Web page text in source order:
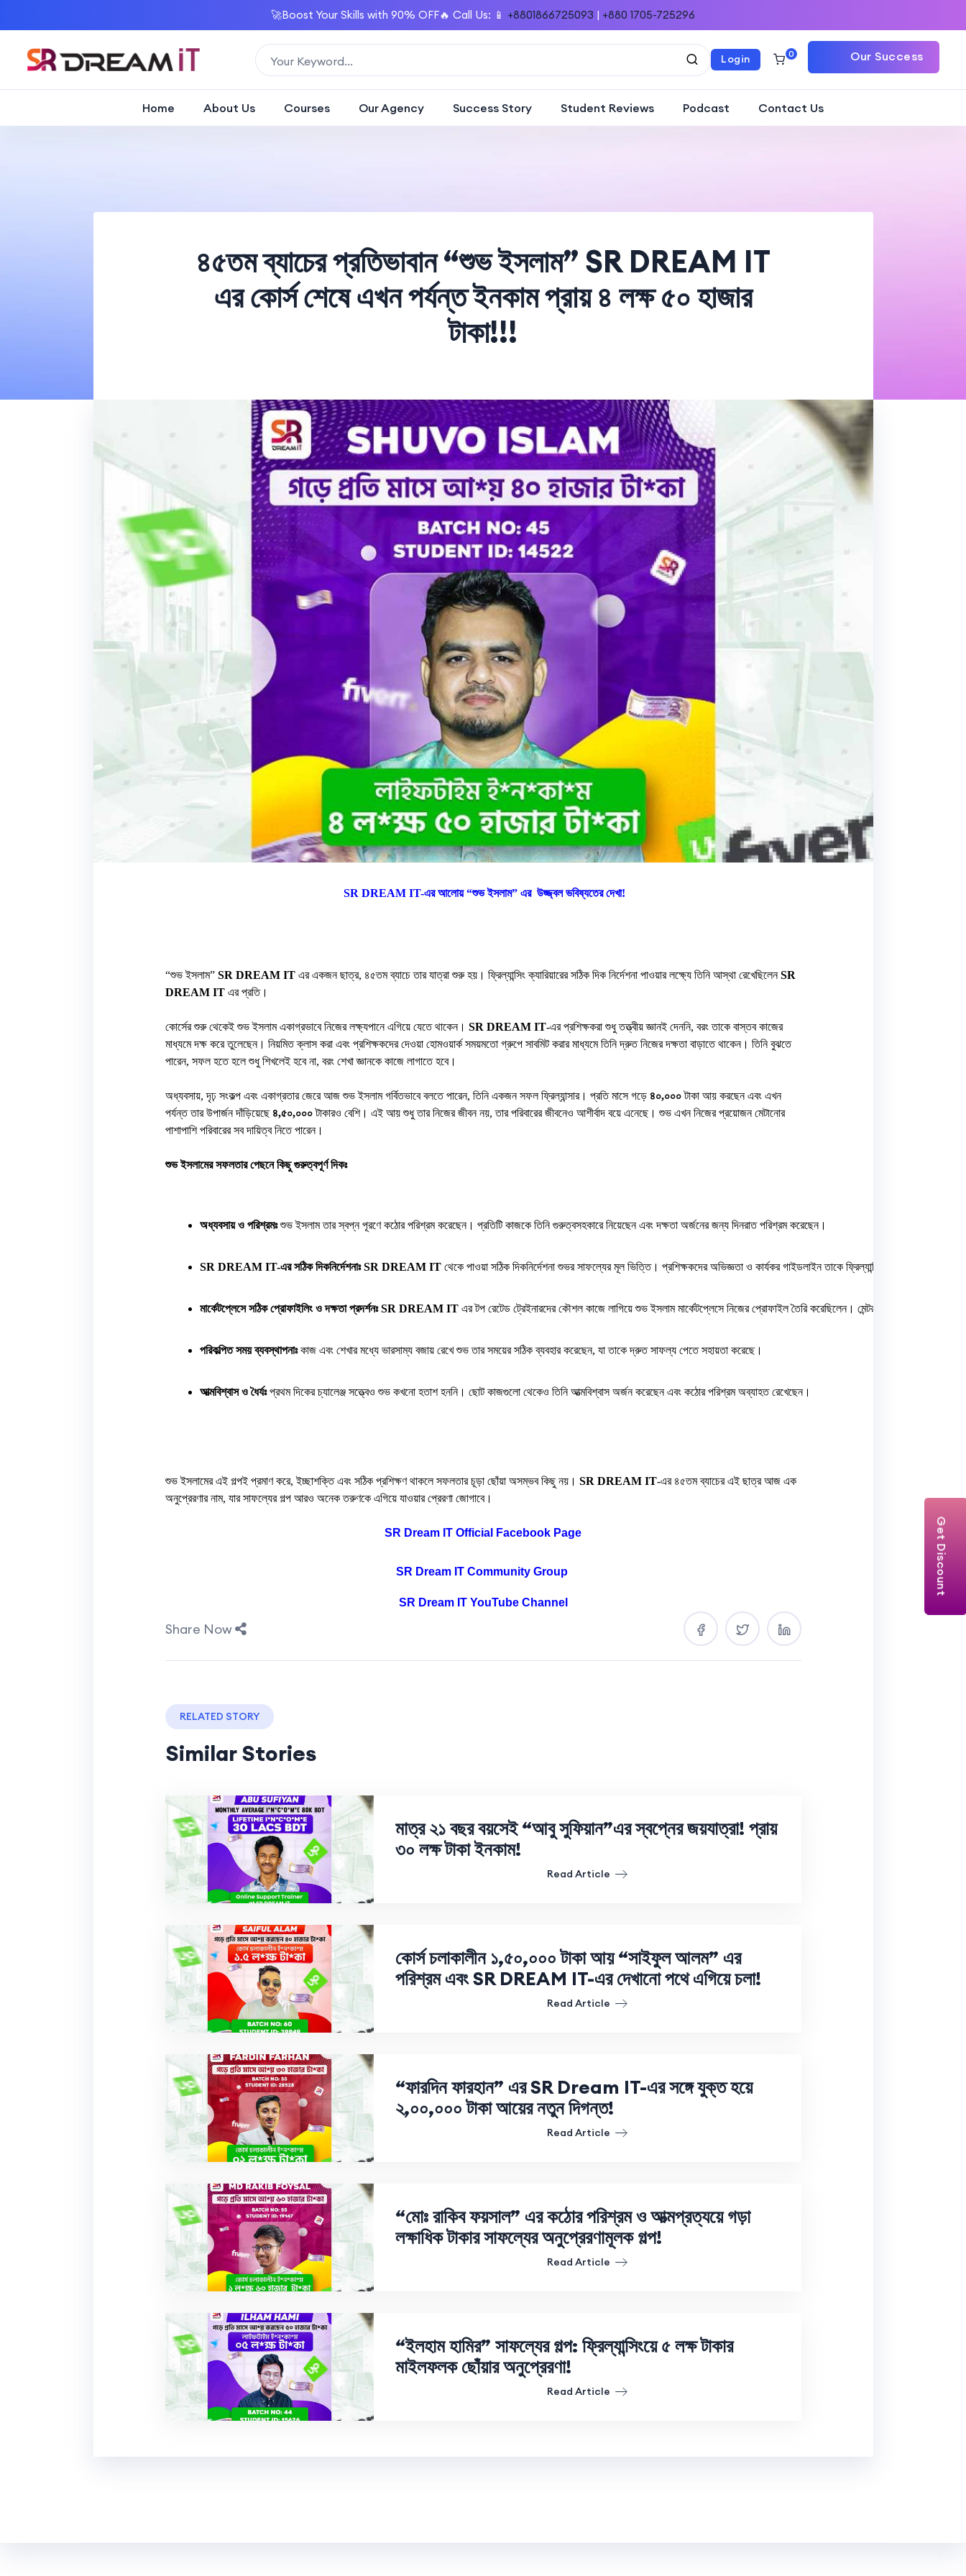
🚀Boost Your Skills with 90% OFF🔥 Call Us: 📱 +8801866725093 | +880 1705-725296
Login 0 Our Success
Stories
Home
About Us Courses Our Agency Success Story Student Reviews Podcast Contact Us
৪৫তম ব্যাচের প্রতিভাবান “শুভ ইসলাম” SR DREAM IT
এর কোর্স শেষে এখন পর্যন্ত ইনকাম প্রায় ৪ লক্ষ ৫০ হাজার
টাকা!!!
SR DREAM IT-এর আলোয় “শুভ ইসলাম” এর উজ্জ্বল ভবিষ্যতের দেখা!
“শুভ ইসলাম” SR DREAM ITএর একজন ছাত্র, ৪৫তম ব্যাচে তার যাত্রা শুরু হয়। ফ্রিল্যান্সিং ক্যারিয়ারের সঠিক দিক নির্দেশনা পাওয়ার লক্ষ্যে তিনি আস্থা রেখেছিলেনSR
DREAM ITএর প্রতি।
কোর্সের শুরু থেকেই শুভ ইসলাম একাগ্রভাবে নিজের লক্ষ্যপানে এগিয়ে যেতে থাকেন। SR DREAM IT-এর প্রশিক্ষকরা শুধু তত্ত্বীয় জ্ঞানই দেননি, বরং তাকে বাস্তব কাজের
মাধ্যমে দক্ষ করে তুলেছেন। নিয়মিত ক্লাস করা এবং প্রশিক্ষকদের দেওয়া হোমওয়ার্ক সময়মতো গ্রুপে সাবমিট করার মাধ্যমে তিনি দ্রুত নিজের দক্ষতা বাড়াতে থাকেন। তিনি বুঝতে
পারেন, সফল হতে হলে শুধু শিখলেই হবে না, বরং শেখা জ্ঞানকে কাজে লাগাতে হবে।
অধ্যবসায়, দৃঢ় সংকল্প এবং একাগ্রতার জেরে আজ শুভ ইসলাম গর্বিতভাবে বলতে পারেন, তিনি একজন সফল ফ্রিল্যান্সার। প্রতি মাসে গড়ে ৪০,০০০টাকা আয় করছেন এবং এখন
পর্যন্ত তার উপার্জন দাঁড়িয়েছে৪,৫০,০০০টাকারও বেশি। এই আয় শুধু তার নিজের জীবন নয়, তার পরিবারের জীবনেও আশীর্বাদ বয়ে এনেছে। শুভ এখন নিজের প্রয়োজন মেটানোর
পাশাপাশি পরিবারের সব দায়িত্ব নিতে পারেন।
শুভ ইসলামের সফলতার পেছনে কিছু গুরুত্বপূর্ণ দিকঃ
অধ্যবসায় ও পরিশ্রমঃ শুভ ইসলাম তার স্বপ্ন পূরণে কঠোর পরিশ্রম করেছেন। প্রতিটি কাজকে তিনি গুরুত্বসহকারে নিয়েছেন এবং দক্ষতা অর্জনের জন্য দিনরাত পরিশ্রম করেছেন।
SR DREAM IT-এর সঠিক দিকনির্দেশনাঃ SR DREAM IT থেকে পাওয়া সঠিক দিকনির্দেশনা শুভর সাফল্যের মূল ভিত্তি। প্রশিক্ষকদের অভিজ্ঞতা ও কার্যকর গাইডলাইন তাকে ফ্রিল্যান্সিং দুনিয়ায় নিজের
মার্কেটপ্লেসে সঠিক প্রোফাইলিং ও দক্ষতা প্রদর্শনঃ SR DREAM IT এর টপ রেটেড ট্রেইনারদের কৌশল কাজে লাগিয়ে শুভ ইসলাম মার্কেটপ্লেসে নিজের প্রোফাইল তৈরি করেছিলেন। মেন্টরদের পরামর্শ অনুযায়ী
পরিকল্পিত সময় ব্যবস্থাপনাঃ কাজ এবং শেখার মধ্যে ভারসাম্য বজায় রেখে শুভ তার সময়ের সঠিক ব্যবহার করেছেন, যা তাকে দ্রুত সাফল্য পেতে সহায়তা করেছে।
আত্মবিশ্বাস ও ধৈর্যঃ প্রথম দিকের চ্যালেঞ্জ সত্ত্বেও শুভ কখনো হতাশ হননি। ছোট কাজগুলো থেকেও তিনি আত্মবিশ্বাস অর্জন করেছেন এবং কঠোর পরিশ্রম অব্যাহত রেখেছেন।
শুভ ইসলামের এই গল্পই প্রমাণ করে, ইচ্ছাশক্তি এবং সঠিক প্রশিক্ষণ থাকলে সফলতার চূড়া ছোঁয়া অসম্ভব কিছু নয়। SR DREAM IT-এর ৪৫তম ব্যাচের এই ছাত্র আজ এক
অনুপ্রেরণার নাম, যার সাফল্যের গল্প আরও অনেক তরুণকে এগিয়ে যাওয়ার প্রেরণা জোগাবে।
SR Dream IT Official Facebook Page
SR Dream IT Community Group
SR Dream IT YouTube Channel
Share Now
RELATED STORY
Similar Stories
মাত্র ২১ বছর বয়সেই “আবু সুফিয়ান”এর স্বপ্নের জয়যাত্রা! প্রায়
৩০ লক্ষ টাকা ইনকাম!
Read Article
কোর্স চলাকালীন ১,৫০,০০০ টাকা আয় “সাইফুল আলম” এর
পরিশ্রম এবং SR DREAM IT-এর দেখানো পথে এগিয়ে চলা!
Read Article
“ফারদিন ফারহান” এর SR Dream IT-এর সঙ্গে যুক্ত হয়ে
২,০০,০০০ টাকা আয়ের নতুন দিগন্ত!
Read Article
“মোঃ রাকিব ফয়সাল” এর কঠোর পরিশ্রম ও আত্মপ্রত্যয়ে গড়া
লক্ষাধিক টাকার সাফল্যের অনুপ্রেরণামূলক গল্প!
Read Article
“ইলহাম হামির” সাফল্যের গল্প: ফ্রিল্যান্সিংয়ে ৫ লক্ষ টাকার
মাইলফলক ছোঁয়ার অনুপ্রেরণা!
Read Article
Get Discount